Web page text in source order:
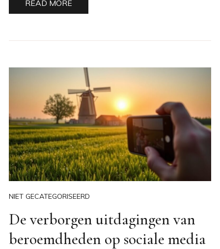
READ MORE
NIET GECATEGORISEERD
De verborgen uitdagingen van
beroemdheden op sociale media